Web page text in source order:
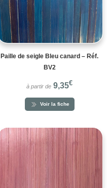
Paille de seigle Bleu canard – Réf.
BV2
à partir de 9,35€
Voir la fiche